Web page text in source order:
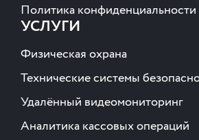
Политика конфиденциальности
УСЛУГИ
Физическая охрана
Технические системы
Удалённый видеомониторинг
Аналитика кассовых операций